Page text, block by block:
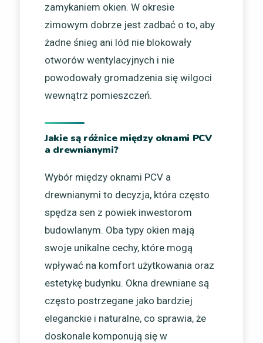
zamykaniem okien. W okresie
zimowym dobrze jest zadbać o to, aby
żadne śnieg ani lód nie blokowały
otworów wentylacyjnych i nie
powodowały gromadzenia się wilgoci
wewnątrz pomieszczeń.
Jakie są różnice między oknami PCV
a drewnianymi?
Wybór między oknami PCV a
drewnianymi to decyzja, która często
spędza sen z powiek inwestorom
budowlanym. Oba typy okien mają
swoje unikalne cechy, które mogą
wpływać na komfort użytkowania oraz
estetykę budynku. Okna drewniane są
często postrzegane jako bardziej
eleganckie i naturalne, co sprawia, że
doskonale komponują się w